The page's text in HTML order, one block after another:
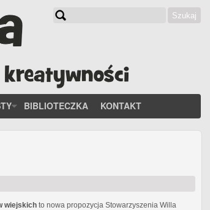
Szukaj
BIBLIOTECZKA KONTAKT
wiejskich to nowa propozycja Stowarzyszenia Willa